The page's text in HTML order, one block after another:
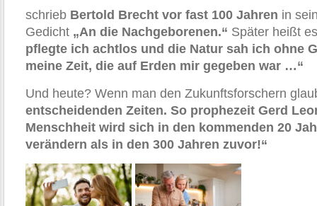
schrieb Bertold Brecht vor fast 100 Jahren in
Gedicht „An die Nachgeborenen.“ Später heißt
pflegte ich achtlos und die Natur sah ich ohne
meine Zeit, die auf Erden mir gegeben war …“
Und heute? Wenn man den Zukunftsforschern
entscheidenden Zeiten. So prophezeit Gerd
Menschheit wird sich in den kommenden 20
verändern als in den 300 Jahren zuvor!“